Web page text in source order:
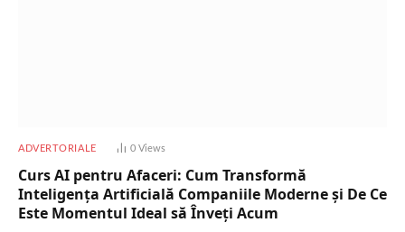
ADVERTORIALE 0 Views
Curs AI pentru Afaceri: Cum Transformă
Inteligența Artificială Companiile Moderne și De Ce
Este Momentul Ideal să Înveți Acum